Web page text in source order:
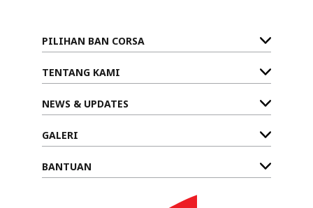
PILIHAN BAN CORSA
TENTANG KAMI
NEWS & UPDATES
GALERI
BANTUAN